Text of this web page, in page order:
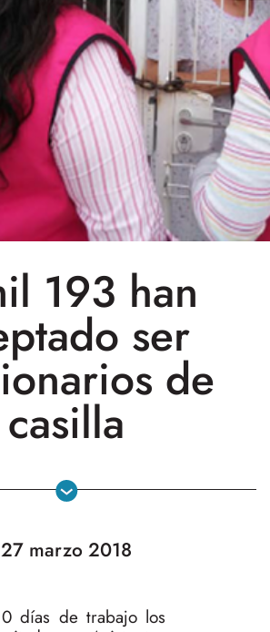
193 han
ser
de
casilla
27 marzo 2018
días de trabajo los